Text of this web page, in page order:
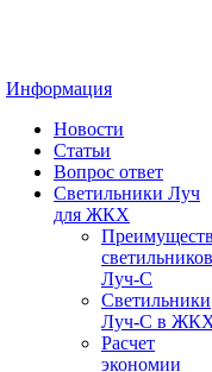
Информация
Новости
Статьи
Вопрос ответ
Светильники Луч
для ЖКХ
светильников
Луч-С
Светильники
Луч-С в
Расчет
экономии